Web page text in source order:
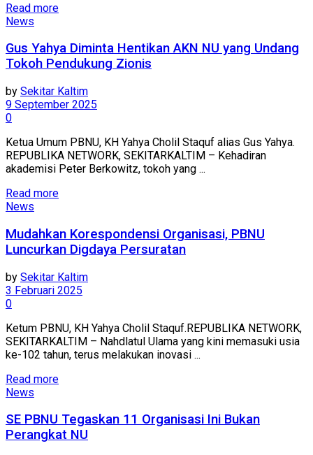
Read more
News
Gus Yahya Diminta Hentikan AKN NU yang Undang
Tokoh Pendukung Zionis
by Sekitar Kaltim
9 September 2025
0
Ketua Umum PBNU, KH Yahya Cholil Staquf alias Gus Yahya.
REPUBLIKA NETWORK, SEKITARKALTIM – Kehadiran
akademisi Peter Berkowitz, tokoh yang ...
Read more
News
Mudahkan Korespondensi Organisasi, PBNU
Luncurkan Digdaya Persuratan
by Sekitar Kaltim
3 Februari 2025
0
Ketum PBNU, KH Yahya Cholil Staquf.REPUBLIKA NETWORK,
SEKITARKALTIM – Nahdlatul Ulama yang kini memasuki usia
ke-102 tahun, terus melakukan inovasi ...
Read more
News
SE PBNU Tegaskan 11 Organisasi Ini Bukan
Perangkat NU